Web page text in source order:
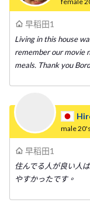
早稻田1
Living in this house
remember our movie
meals. Thank you
male20's
早稻田1
住んでる人が良い人
やすかったです。